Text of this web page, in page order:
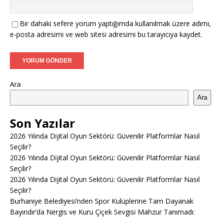
Bir dahaki sefere yorum yaptığımda kullanılmak üzere adımı,
e-posta adresimi ve web sitesi adresimi bu tarayıcıya kaydet.
Ara
Ara
Son Yazılar
2026 Yılında Dijital Oyun Sektörü: Güvenilir Platformlar Nasıl
Seçilir?
2026 Yılında Dijital Oyun Sektörü: Güvenilir Platformlar Nasıl
Seçilir?
2026 Yılında Dijital Oyun Sektörü: Güvenilir Platformlar Nasıl
Seçilir?
Burhaniye Belediyesi’nden Spor Kulüplerine Tam Dayanak
Bayındır’da Nergis ve Kuru Çiçek Sevgisi Mahzur Tanımadı: